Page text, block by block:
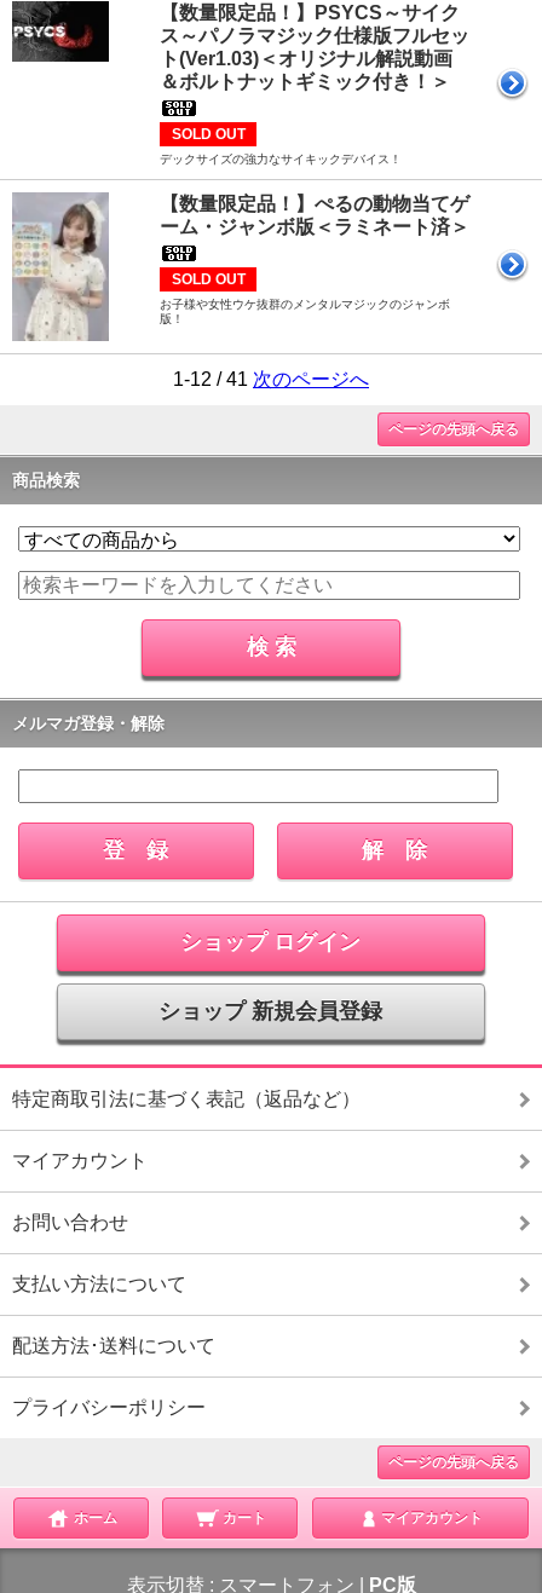
【数量限定品！】PSYCS～サイク
ス～パノラマジック仕様版フルセッ
ト(Ver1.03)＜オリジナル解説動画
＆ボルトナットギミック付き！＞
SOLD OUT
デックサイズの強力なサイキックデバイス！
【数量限定品！】ぺるの動物当てゲ
ーム・ジャンボ版＜ラミネート済＞
SOLD OUT
お子様や女性ウケ抜群のメンタルマジックのジャンボ
版！
1-12 / 41 次のページへ
ページの先頭へ戻る
商品検索
メルマガ登録・解除
ショップ ログイン
ショップ 新規会員登録
特定商取引法に基づく表記（返品など）
マイアカウント
お問い合わせ
支払い方法について
配送方法･送料について
プライバシーポリシー
ページの先頭へ戻る
ホーム カート マイアカウント
表示切替 : スマートフォン PC版